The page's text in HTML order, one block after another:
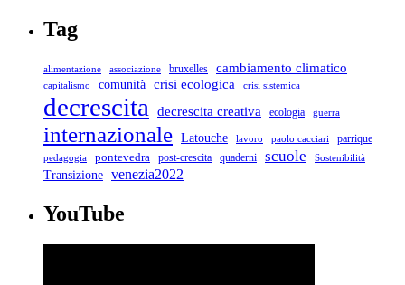
Tag
alimentazione associazione bruxelles cambiamento climatico
capitalismo comunità crisi ecologica crisi sistemica
decrescita decrescita creativa ecologia guerra
internazionale Latouche lavoro paolo cacciari parrique
pedagogia pontevedra post-crescita quaderni scuole Sostenibilità
Transizione venezia2022
YouTube